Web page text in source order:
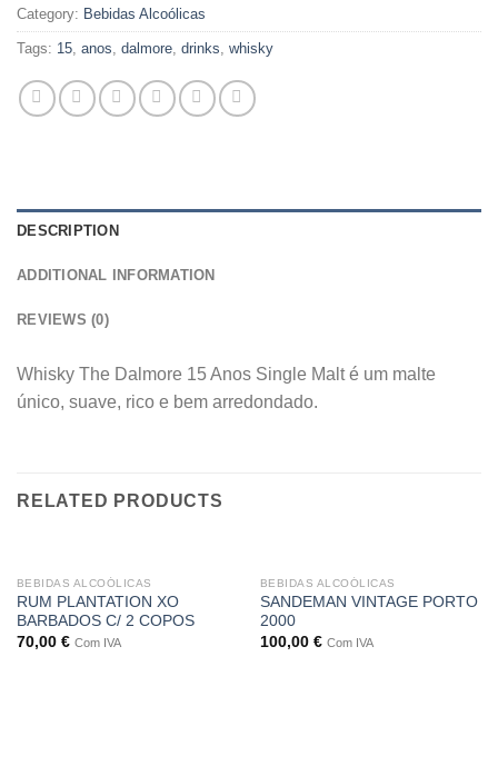
Category: Bebidas Alcoólicas
Tags: 15, anos, dalmore, drinks, whisky
DESCRIPTION
ADDITIONAL INFORMATION
REVIEWS (0)
Whisky The Dalmore 15 Anos Single Malt é um malte
único, suave, rico e bem arredondado.
RELATED PRODUCTS
BEBIDAS ALCOÓLICAS
RUM PLANTATION XO
BARBADOS C/ 2 COPOS
70,00 € Com IVA
BEBIDAS ALCOÓLICAS
SANDEMAN VINTAGE PORTO
2000
100,00 € Com IVA